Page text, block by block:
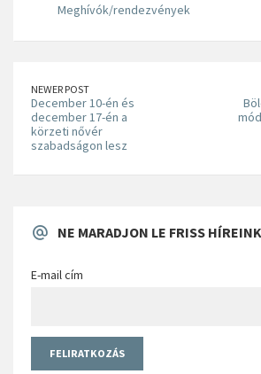
Meghívók/rendezvények
NEWER POST
December 10-én és
december 17-én a
körzeti nővér
szabadságon lesz
NE MARADJON LE FRISS
E-mail cím